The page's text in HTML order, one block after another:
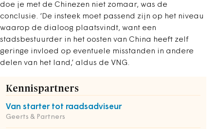
doe je met de Chinezen niet zomaar, was de
conclusie. ‘De insteek moet passend zijn op het niveau
waarop de dialoog plaatsvindt, want een
stadsbestuurder in het oosten van China heeft zelf
geringe invloed op eventuele misstanden in andere
delen van het land,’ aldus de VNG.
Kennispartners
Van starter tot raadsadviseur
Geerts & Partners